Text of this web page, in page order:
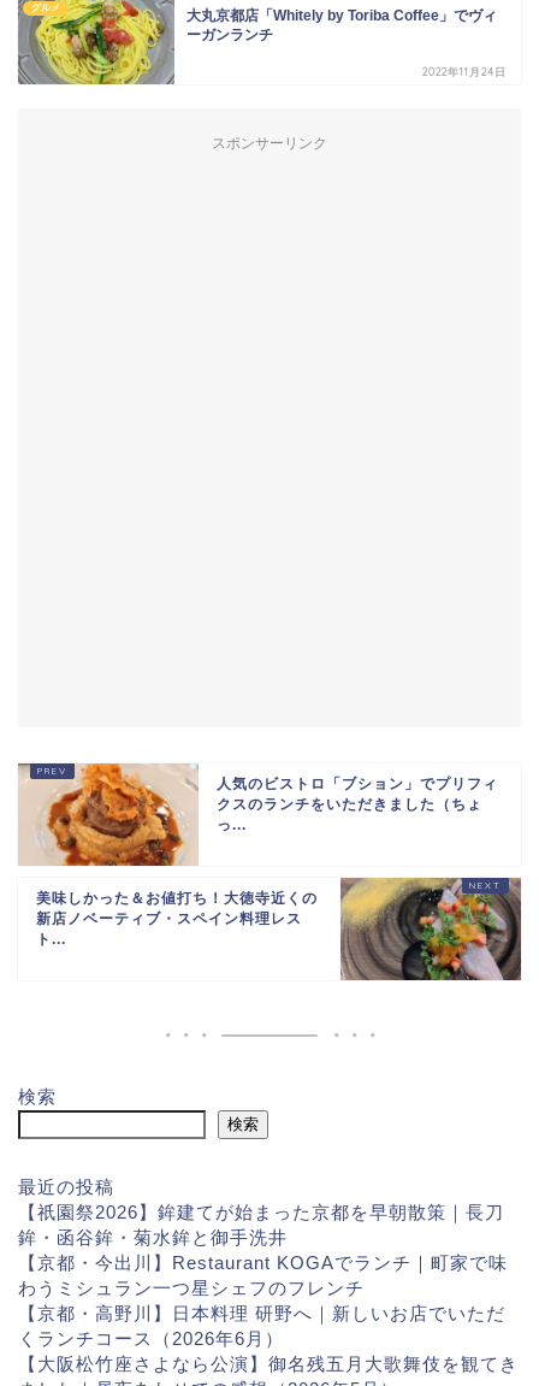
グルメ
大丸京都店「Whitely by Toriba Coffee」でヴィ
ーガンランチ
2022年11月24日
スポンサーリンク
人気のビストロ「ブション」でプリフィ
クスのランチをいただきました（ちょ
っ...
美味しかった＆お値打ち！大徳寺近くの
新店ノベーティブ・スペイン料理レス
ト...
検索
検索
最近の投稿
【祇園祭2026】鉾建てが始まった京都を早朝散策｜長刀
鉾・函谷鉾・菊水鉾と御手洗井
【京都・今出川】Restaurant KOGAでランチ｜町家で味
わうミシュラン一つ星シェフのフレンチ
【京都・高野川】日本料理 研野へ｜新しいお店でいただ
くランチコース（2026年6月）
【大阪松竹座さよなら公演】御名残五月大歌舞伎を観てき